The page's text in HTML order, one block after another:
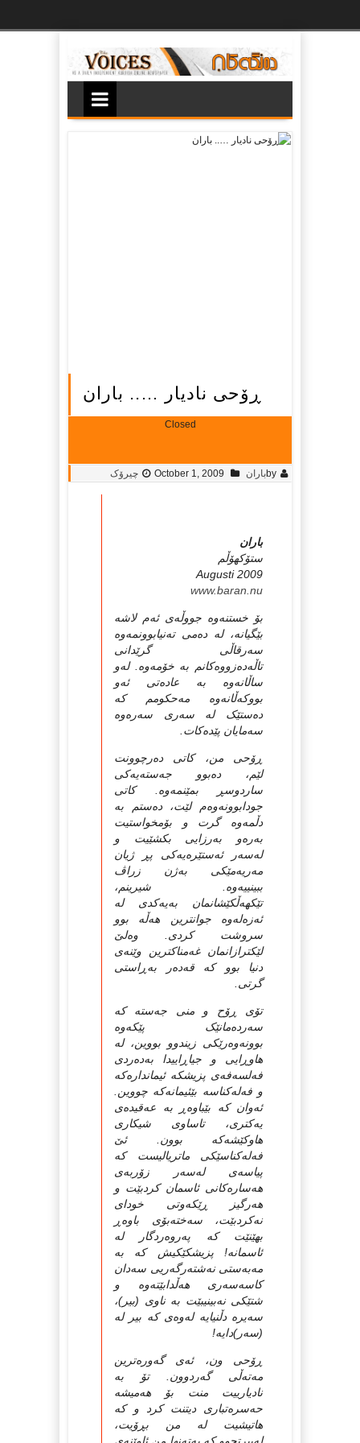
ڕۆحی نادیار ….. باران
Closed
byباران October 1, 2009 چیرۆک
باران
ستۆكهۆڵم
Augusti 2009
www.baran.nu
بۆ خستنه‌وه‌ جووڵه‌ی ئه‌م لاشه‌
بێگیانه‌، له‌ ده‌می ته‌نیابوونمه‌وه‌
سه‌رقاڵی گرێدانی
تاڵه‌ده‌زووه‌کانم به‌ خۆمه‌وه‌. له‌و
ساڵانه‌وه‌ به‌ عاده‌تی ئه‌و
بووکه‌ڵانه‌وه‌ مه‌حکومم که‌
ده‌ستێک له‌ سه‌ری سه‌ره‌وه‌
سه‌مایان پێده‌کات.
ڕۆحی من، کاتی ده‌رچوونت
لێم، ده‌بوو جه‌سته‌یه‌کی
ساردوسڕ بمێنمه‌وه‌. کاتی
جودابوونه‌وه‌م لێت، ده‌ستم به‌
دڵمه‌وه‌ گرت و بۆمخواستیت
به‌ره‌و به‌رزایی بکشێیت و
له‌سه‌ر ئه‌ستێره‌یه‌کی پڕ ژیان
مه‌ریه‌مێکی به‌ژن زراڤ
ببینییه‌وه‌. شیرینم،
تێکهه‌ڵکێشانمان به‌یه‌کدی له‌
ئه‌زه‌له‌وه‌ جوانترین هه‌ڵه‌ بوو
سروشت کردی. وه‌لێ
لێکترازانمان غه‌مناکترین وێنه‌ی
دنیا بوو که‌ قه‌ده‌ر به‌ڕاستی
گرتی.
تۆی ڕۆح و منی جه‌سته‌ که‌
سه‌رده‌مانێک پێکه‌وه‌
بوونه‌وه‌رێکی زیندوو بووین، له‌
هاوڕایی و جیاڕاییدا به‌ده‌ردی
فه‌لسه‌فه‌ی پزیشکه‌ ئیمانداره‌که‌
و فه‌له‌کناسه‌ بێئیمانه‌که‌ چووین.
ئه‌وان که‌ بێباوه‌ڕ به‌ عه‌قیده‌ی
یه‌کتری، تاساوی شیکاری
هاوکێشه‌که‌ بوون. ئێ
فه‌له‌کناسێکی ماتریالیست که‌
پیاسه‌ی له‌سه‌ر زۆربه‌ی
هه‌ساره‌کانی ئاسمان کردبێت و
هه‌رگیز ڕێکه‌وتی خودای
نه‌کردبێت، سه‌خته‌بۆی باوه‌ڕ
بهێنێت که‌ په‌روه‌ردگار له‌
ئاسمانه‌! پزیشکێکیش که‌ به‌
مه‌به‌ستی نه‌شته‌رگه‌ریی سه‌دان
کاسه‌سه‌ری هه‌ڵدابێته‌وه‌ و
شتێکی نه‌بینیبێت‌ به‌ ناوی (بیر)،
سه‌یره‌ دڵنیایه له‌وه‌ی که‌‌ بیر له‌
(سه‌ر)دایه‌!
ڕۆحی ون، ئه‌ی گه‌وره‌ترین
مه‌ته‌ڵی گه‌ردوون. تۆ به‌
نادیارییت منت بۆ هه‌میشه‌
حه‌سره‌تباری دیتنت کرد و که‌
هاتیشیت له‌ من بڕۆیت،